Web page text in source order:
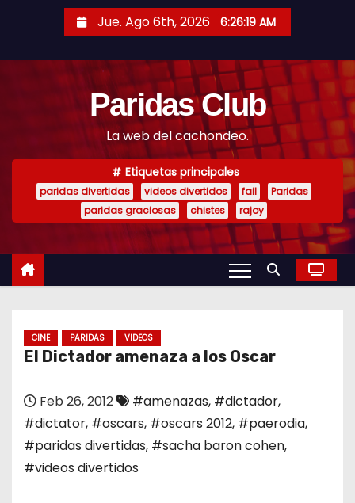
t
Jue. Ago 6th, 2026 6:26:20 AM
Paridas Club
La web del cachondeo.
Etiquetas principales
paridas divertidas videos divertidos fail
Paridas
paridas graciosas
chistes rajoy
CINE PARIDAS VIDEOS
El Dictador amenaza a los Oscar
Feb 26, 2012 #amenazas, #dictador,
#dictator, #oscars, #oscars 2012, #paerodia,
#paridas divertidas, #sacha baron cohen,
#videos divertidos